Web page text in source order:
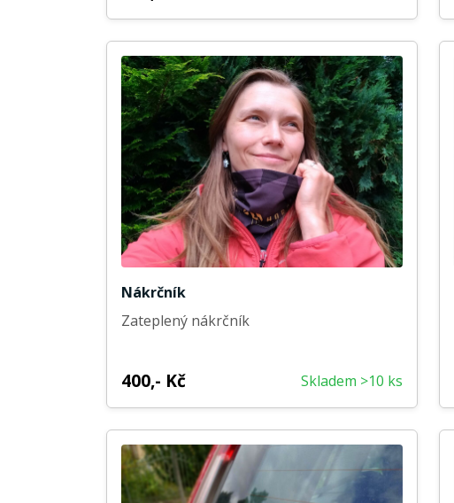
Nákrčník
Zateplený nákrčník
400,- Kč Skladem >10 ks